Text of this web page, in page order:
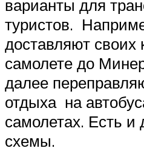
варианты для
туристов.
доставляют своих
самолете до
далее
отдыха на
самолетах. Есть и
схемы.